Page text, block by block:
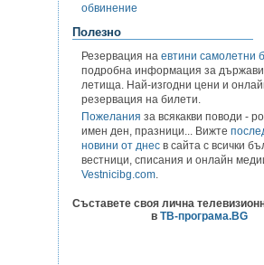
обвинение
Полезно
Резервация на евтини самолетни
подробна информация за
летища. Най-изгодни цени и
резервация на билети.
Пожелания за всякакви поводи -
имен ден, празници... Вижте
новини от днес в сайта с всички
вестници, списания и онлайн
Vestnicibg.com.
Съставете своя лична
в ТВ-програма.BG